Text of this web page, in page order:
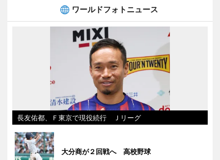
ワールドフォトニュース
長友佑都、Ｆ東京で現役続行 Ｊリーグ
大分商が２回戦へ 高校野球